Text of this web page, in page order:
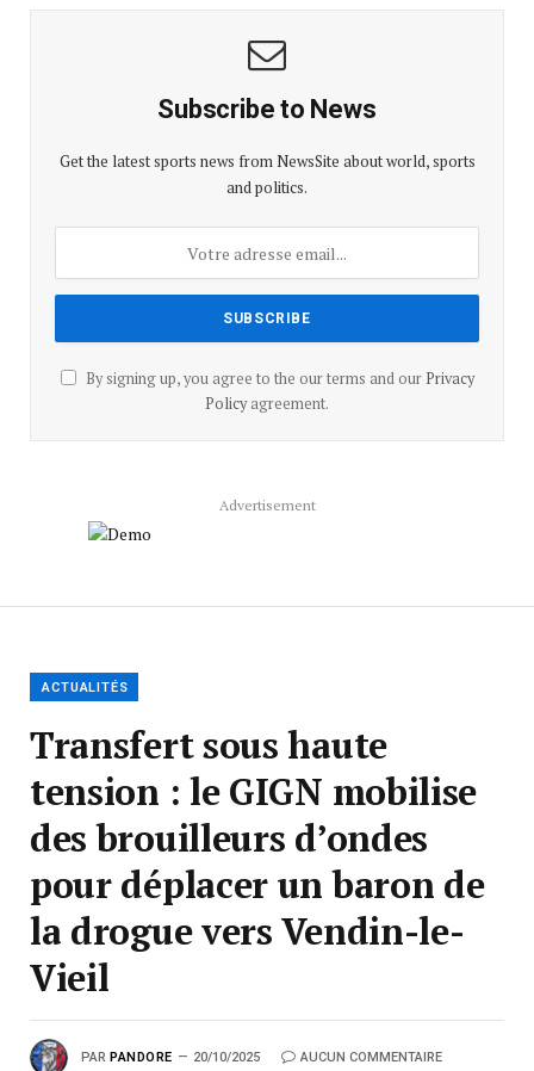
Subscribe to News
Get the latest sports news from NewsSite about world, sports
and politics.
By signing up, you agree to the our terms and our Privacy
Policyagreement.
Advertisement
ACTUALITÉS
Transfert sous haute
tension : le GIGN mobilise
des brouilleurs d’ondes
pour déplacer un baron de
la drogue vers Vendin-le-
Vieil
PAR PANDORE 20/10/2025 AUCUN COMMENTAIRE